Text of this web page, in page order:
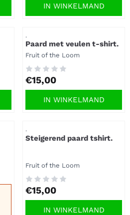
IN WINKELMAND
.
Paard met veulen t-shirt.
Merk:
Fruit of the Loom
Prijs: 15,00
€15,00
IN WINKELMAND
Artikelnummer
.
Steigerend paard tshirt.
Merk:
Fruit of the Loom
Prijs: 15,00
€15,00
IN WINKELMAND